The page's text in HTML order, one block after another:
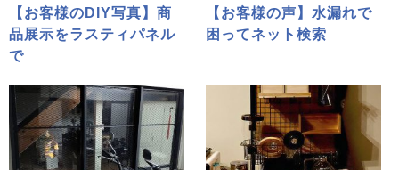
【お客様のDIY写真】商
品展示をラスティパネル
で
【お客様の声】水漏れで
困ってネット検索